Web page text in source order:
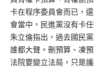
卡在程序委員會而已，
會當中，民進黨沒有卡
朱立倫指出，過去國民
誰都大聲。刪預算、凍
法院要變立法局，只是